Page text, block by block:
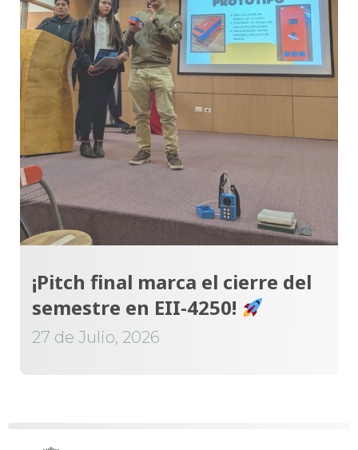
¡Pitch final marca el cierre del
semestre en EII-4250!
27 de Julio, 2026